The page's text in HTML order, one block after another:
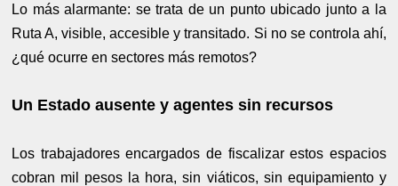
Lo más alarmante: se trata de un punto ubicado junto a la
Ruta A, visible, accesible y transitado. Si no se controla ahí,
¿qué ocurre en sectores más remotos?
Un Estado ausente y agentes sin recursos
Los trabajadores encargados de fiscalizar estos espacios
cobran mil pesos la hora, sin viáticos, sin equipamiento y